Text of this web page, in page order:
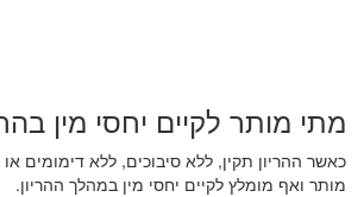
מתי מותר לקיים יחסי מין
כאשר ההריון תקין, ללא סיבוכים, ללא דימומים
מותר ואף מומלץ לקיים יחסי מין במהלך ההריון.